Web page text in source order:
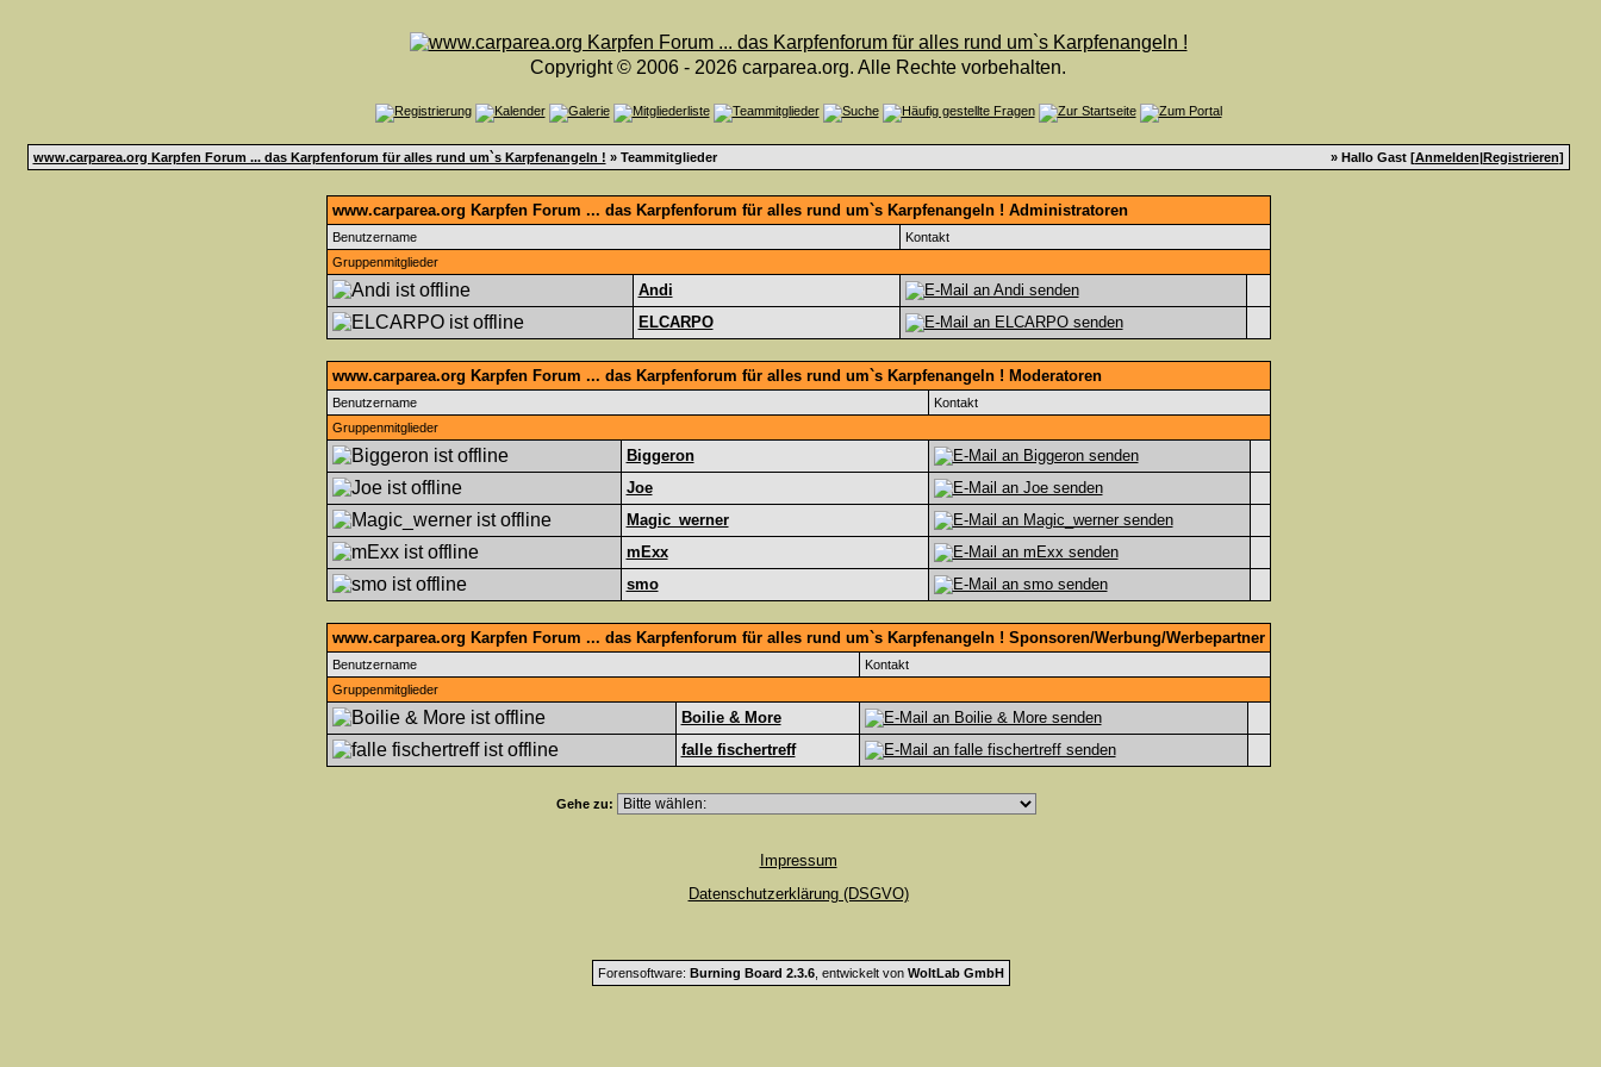
Copyright © 2006 - 2026 carparea.org. Alle Rechte vorbehalten.
www.carparea.org Karpfen Forum ... das Karpfenforum für alles rund um`s Karpfenangeln ! » Teammitglieder » Hallo Gast [Anmelden|Registrieren]
www.carparea.org Karpfen Forum ... das Karpfenforum für alles rund um`s Karpfenangeln ! Administratoren
Benutzername
Kontakt
Gruppenmitglieder
Andi
ELCARPO
www.carparea.org Karpfen Forum ... das Karpfenforum für alles rund um`s Karpfenangeln ! Moderatoren
Benutzername
Kontakt
Gruppenmitglieder
Biggeron
Joe
Magic_werner
mExx
smo
www.carparea.org Karpfen Forum ... das Karpfenforum für alles rund um`s Karpfenangeln ! Sponsoren/Werbung/Werbepartner
Benutzername
Kontakt
Gruppenmitglieder
Boilie & More
falle fischertreff
Gehe zu:
Impressum
Datenschutzerklärung (DSGVO)
Forensoftware: Burning Board 2.3.6, entwickelt von WoltLab GmbH